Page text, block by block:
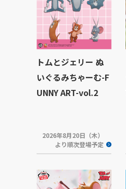
トムとジェリー ぬ
いぐるみちゃーむ-F
UNNY ART-vol.2
2026年8月20日（木）
より順次登場予定